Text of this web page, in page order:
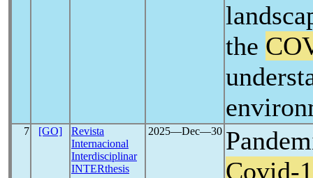
the
7 [GO]
Revista
Internacional
Interdisciplinar
INTERthesis
2025―Dec―30
Covid-